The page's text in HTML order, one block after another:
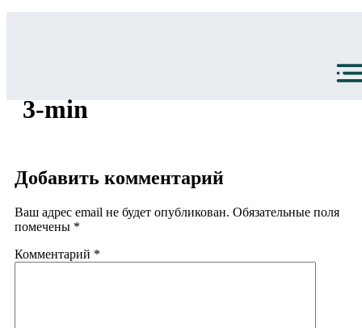
3-min
Добавить комментарий
Ваш адрес email не будет опубликован. Обязательные поля
помечены *
Комментарий *